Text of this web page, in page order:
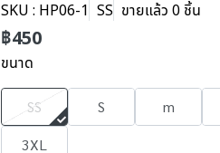
SKU : HP06-1 SS ขายแล้ว 0 ชิ้น
฿450
ขนาด
SS S m
3XL